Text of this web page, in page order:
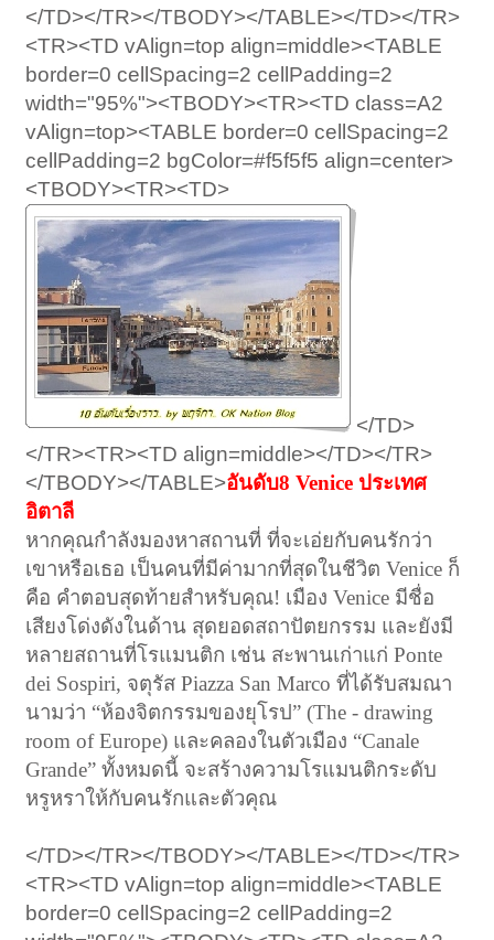
</TD></TR></TBODY></TABLE></TD></TR>
<TR><TD vAlign=top align=middle><TABLE
border=0 cellSpacing=2 cellPadding=2
width="95%"><TBODY><TR><TD class=A2
vAlign=top><TABLE border=0 cellSpacing=2
cellPadding=2 bgColor=#f5f5f5 align=center>
<TBODY><TR><TD>
</TD>
</TR><TR><TD align=middle></TD></TR>
</TBODY></TABLE>อันดับ8 Venice ประเทศ
อิตาลี
หากคุณกำลังมองหาสถานที่ ที่จะเอ่ยกับคนรักว่า
เขาหรือเธอ เป็นคนที่มีค่ามากที่สุดในชีวิต Venice ก็
คือ คำตอบสุดท้ายสำหรับคุณ! เมือง Venice มีชื่อ
เสียงโด่งดังในด้าน สุดยอดสถาปัตยกรรม และยังมี
หลายสถานที่โรแมนติก เช่น สะพานเก่าแก่ Ponte
dei Sospiri, จตุรัส Piazza San Marco ที่ได้รับสมณา
นามว่า “ห้องจิตกรรมของยุโรป” (The - drawing
room of Europe) และคลองในตัวเมือง “Canale
Grande” ทั้งหมดนี้ จะสร้างความโรแมนติกระดับ
หรูหราให้กับคนรักและตัวคุณ
</TD></TR></TBODY></TABLE></TD></TR>
<TR><TD vAlign=top align=middle><TABLE
border=0 cellSpacing=2 cellPadding=2